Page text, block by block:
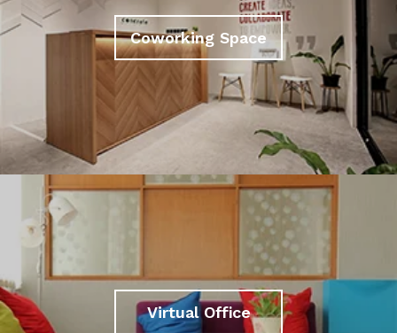
Coworking Space
Virtual Office